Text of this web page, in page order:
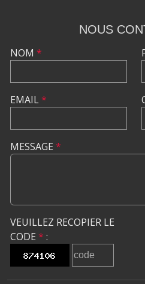
NOUS
NOM *
EMAIL*
MESSAGE *
VEUILLEZ RECOPIER LE
CODE * :